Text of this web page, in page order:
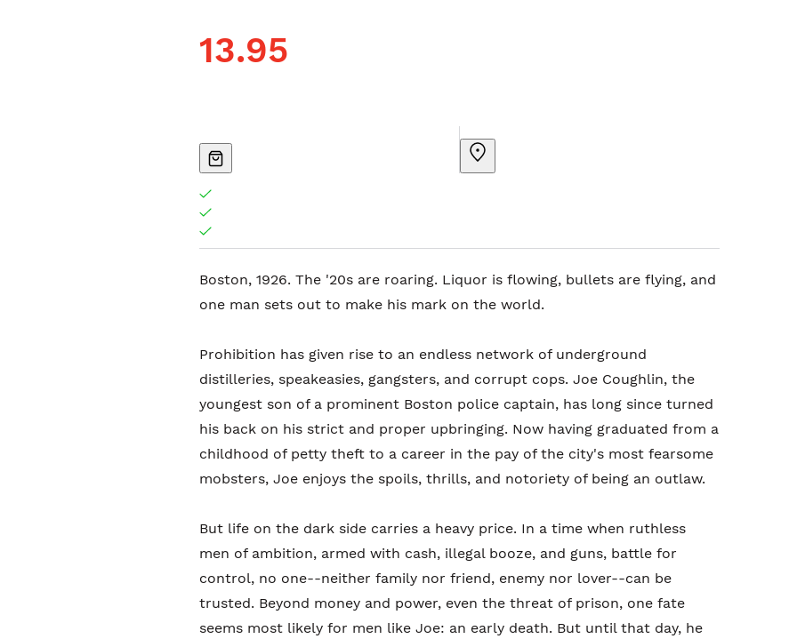
13.95
Boston, 1926. The '20s are roaring. Liquor is flowing, bullets are flying, and
one man sets out to make his mark on the world.
Prohibition has given rise to an endless network of underground
distilleries, speakeasies, gangsters, and corrupt cops. Joe Coughlin, the
youngest son of a prominent Boston police captain, has long since turned
his back on his strict and proper upbringing. Now having graduated from a
childhood of petty theft to a career in the pay of the city's most fearsome
mobsters, Joe enjoys the spoils, thrills, and notoriety of being an outlaw.
But life on the dark side carries a heavy price. In a time when ruthless
men of ambition, armed with cash, illegal booze, and guns, battle for
control, no one--neither family nor friend, enemy nor lover--can be
trusted. Beyond money and power, even the threat of prison, one fate
seems most likely for men like Joe: an early death. But until that day, he